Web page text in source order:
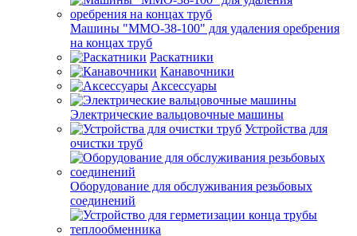
Машины "ММО-38-100" для удаления оребрения
на концах труб
Раскатники
Канавочники
Аксессуары
Электрические вальцовочные машины
Устройства для
очистки труб
Оборудование для обслуживания резьбовых
соединений